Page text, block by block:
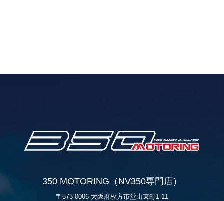
350 MOTORING（NV350専門店）
〒573-0006 大阪府枚方市堂山東町1-11